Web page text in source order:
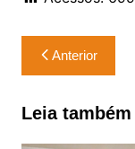
Navegação
de
Post
Anterior
Leia também